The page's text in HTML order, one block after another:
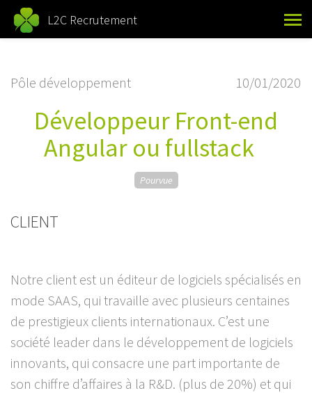
L2C Recrutement
Pôle développement 10/01/2020
Développeur Front-end
Angular ou fullstack
Pourvue
CLIENT
Notre client est un éditeur de logiciels spécialisés en
mode SAAS, qui travaille avec plusieurs centaines
de prestigieux clients internationaux. C’est une
société leader dans le développement de logiciels
innovants, qui consacre une part importante de
son chiffre d’affaires à la R&D. (plus de 20%) et qui